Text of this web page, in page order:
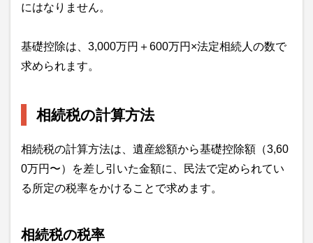
にはなりません。
基礎控除は、3,000万円＋600万円×法定相続人の数で
求められます。
相続税の計算方法
相続税の計算方法は、遺産総額から基礎控除額（3,60
0万円〜）を差し引いた金額に、民法で定められてい
る所定の税率をかけることで求めます。
相続税の税率